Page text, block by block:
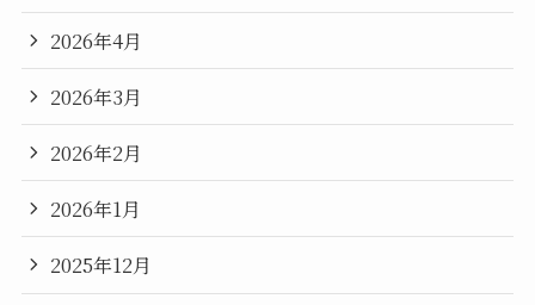
2026年4月
2026年3月
2026年2月
2026年1月
2025年12月